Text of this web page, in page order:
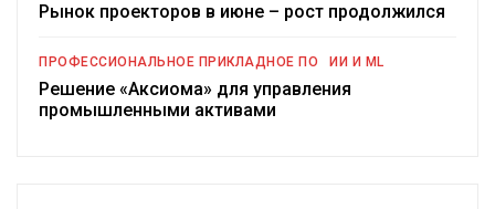
Рынок проекторов в июне – рост продолжился
ПРОФЕССИОНАЛЬНОЕ ПРИКЛАДНОЕ ПО ИИ И ML
Решение «Аксиома» для управления
промышленными активами